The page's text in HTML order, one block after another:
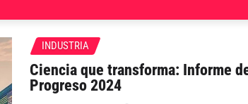
INDUSTRIA
Ciencia que transforma: Informe
Progreso 2024